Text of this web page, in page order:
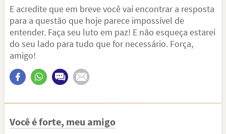
E acredite que em breve você vai encontrar a resposta
para a questão que hoje parece impossível de
entender. Faça seu luto em paz! E não esqueça estarei
do seu lado para tudo que for necessário. Força,
amigo!
Você é forte, meu amigo